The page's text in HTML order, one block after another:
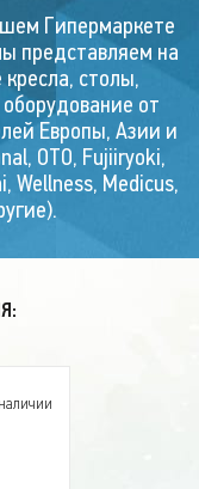
Гипермаркете
представляем на
столы,
от
Европы, Азии и
OTO, Fujiiryoki,
Wellness, Medicus,